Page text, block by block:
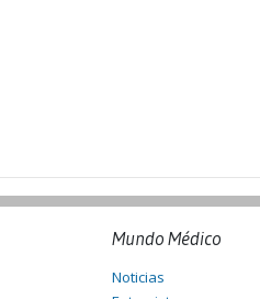
Mundo Médico
Noticias